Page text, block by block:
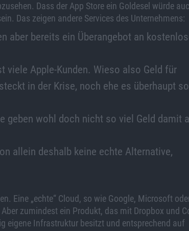
Dass der App Store ein Goldesel würde
Das zeigen andere Services des Unternehmens:
aber bereits ein Überangebot an
Apple-Kunden. Wieso also Geld für
in der Krise, noch ehe es überhaupt so
geben wohl doch nicht so viel Geld damit
allein deshalb keine echte Alternative,
Eine „echte“ Cloud, so wie Google, Microsoft
zumindest ein Produkt, das mit Dropbox und
eigene Infrastruktur besitzt und entsprechend auf